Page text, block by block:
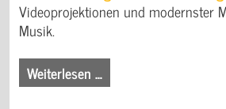
Videoprojektionen und modernster
Musik.
Weiterlesen …